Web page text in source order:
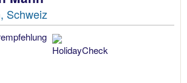
Schweiz